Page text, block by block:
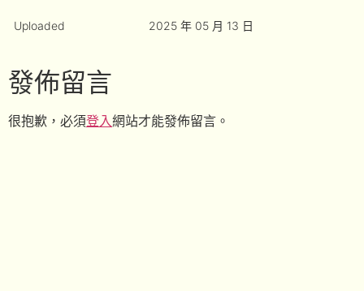
Uploaded 2025 年 05 月 13 日
發佈留言
很抱歉，必須登入網站才能發佈留言。